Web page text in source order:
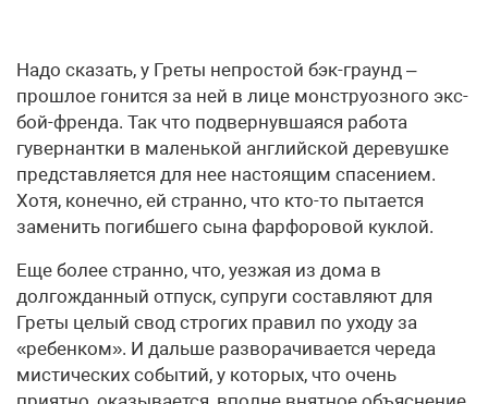
Надо сказать, у Греты непростой бэк-граунд –
прошлое гонится за ней в лице монструозного экс-
бой-френда. Так что подвернувшаяся работа
гувернантки в маленькой английской деревушке
представляется для нее настоящим спасением.
Хотя, конечно, ей странно, что кто-то пытается
заменить погибшего сына фарфоровой куклой.
Еще более странно, что, уезжая из дома в
долгожданный отпуск, супруги составляют для
Греты целый свод строгих правил по уходу за
«ребенком». И дальше разворачивается череда
мистических событий, у которых, что очень